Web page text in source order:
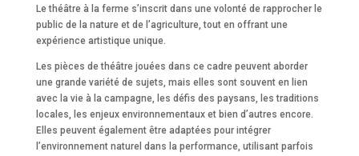
Le théâtre à la ferme s’inscrit dans une volonté de rapprocher le
public de la nature et de l’agriculture, tout en offrant une
expérience artistique unique.
Les pièces de théâtre jouées dans ce cadre peuvent aborder
une grande variété de sujets, mais elles sont souvent en lien
avec la vie à la campagne, les défis des paysans, les traditions
locales, les enjeux environnementaux et bien d’autres encore.
Elles peuvent également être adaptées pour intégrer
l’environnement naturel dans la performance, utilisant parfois